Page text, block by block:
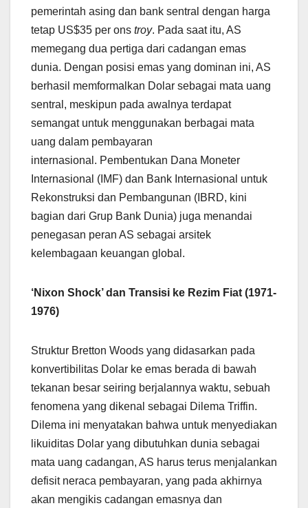
pemerintah asing dan bank sentral dengan harga
tetap US$35 per ons troy. Pada saat itu, AS
memegang dua pertiga dari cadangan emas
dunia. Dengan posisi emas yang dominan ini, AS
berhasil memformalkan Dolar sebagai mata uang
sentral, meskipun pada awalnya terdapat
semangat untuk menggunakan berbagai mata
uang dalam pembayaran
internasional. Pembentukan Dana Moneter
Internasional (IMF) dan Bank Internasional untuk
Rekonstruksi dan Pembangunan (IBRD, kini
bagian dari Grup Bank Dunia) juga menandai
penegasan peran AS sebagai arsitek
kelembagaan keuangan global.
‘Nixon Shock’ dan Transisi ke Rezim Fiat (1971-
1976)
Struktur Bretton Woods yang didasarkan pada
konvertibilitas Dolar ke emas berada di bawah
tekanan besar seiring berjalannya waktu, sebuah
fenomena yang dikenal sebagai Dilema Triffin.
Dilema ini menyatakan bahwa untuk menyediakan
likuiditas Dolar yang dibutuhkan dunia sebagai
mata uang cadangan, AS harus terus menjalankan
defisit neraca pembayaran, yang pada akhirnya
akan mengikis cadangan emasnya dan